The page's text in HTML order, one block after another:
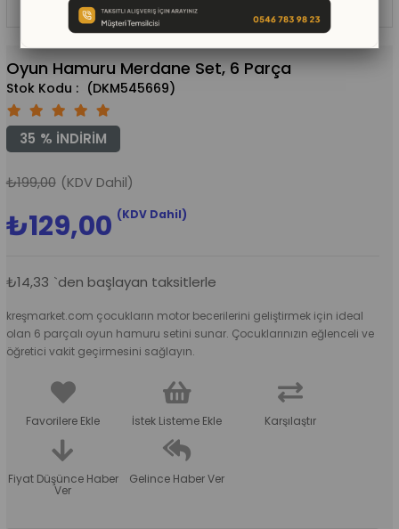
Oyun Hamuru Merdane Set, 6 Parça
(DKM545669)
%
35 İNDIRIM
₺199,00 (KDV Dahil)
₺129,00 (KDV Dahil)
₺14,33 `den başlayan taksitlerle
kreşmarket.com çocukların motor becerilerini geliştirmek için ideal
olan 6 parçalı oyun hamuru setini sunar. Çocuklarınızın eğlenceli ve
öğretici vakit geçirmesini sağlayın.
Favorilere Ekle İstek Listeme Ekle Karşılaştır
Fiyat Düşünce Haber
Ver
Gelince Haber Ver